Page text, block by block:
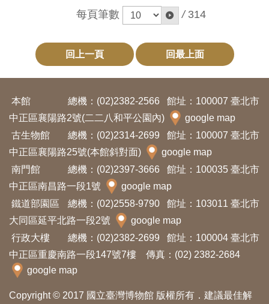
宣
告
著
作
權
聲
明
回
首
頁
每頁筆數 / 314
回上一頁 回最上面
本館 總機：(02)2382-2566
館址：100007 臺北市
中正區襄陽路2號(二二八和平公園內)
google map
古生物館
總機：(02)2314-2699
館址：100007 臺北市
中正區襄陽路25號(本館斜對面)
google map
南門館
總機：(02)2397-3666
館址：100035 臺北市
中正區南昌路一段1號
google map
鐵道部園區
總機：(02)2558-9790
館址：103011 臺北市
大同區延平北路一段2號
google map
行政大樓
總機：(02)2382-2699
館址：100004 臺北市
中正區重慶南路一段147號7樓 傳真：(02) 2382-2684
google map
Copyright © 2017 國立臺灣博物館 版權所有．建議最佳解